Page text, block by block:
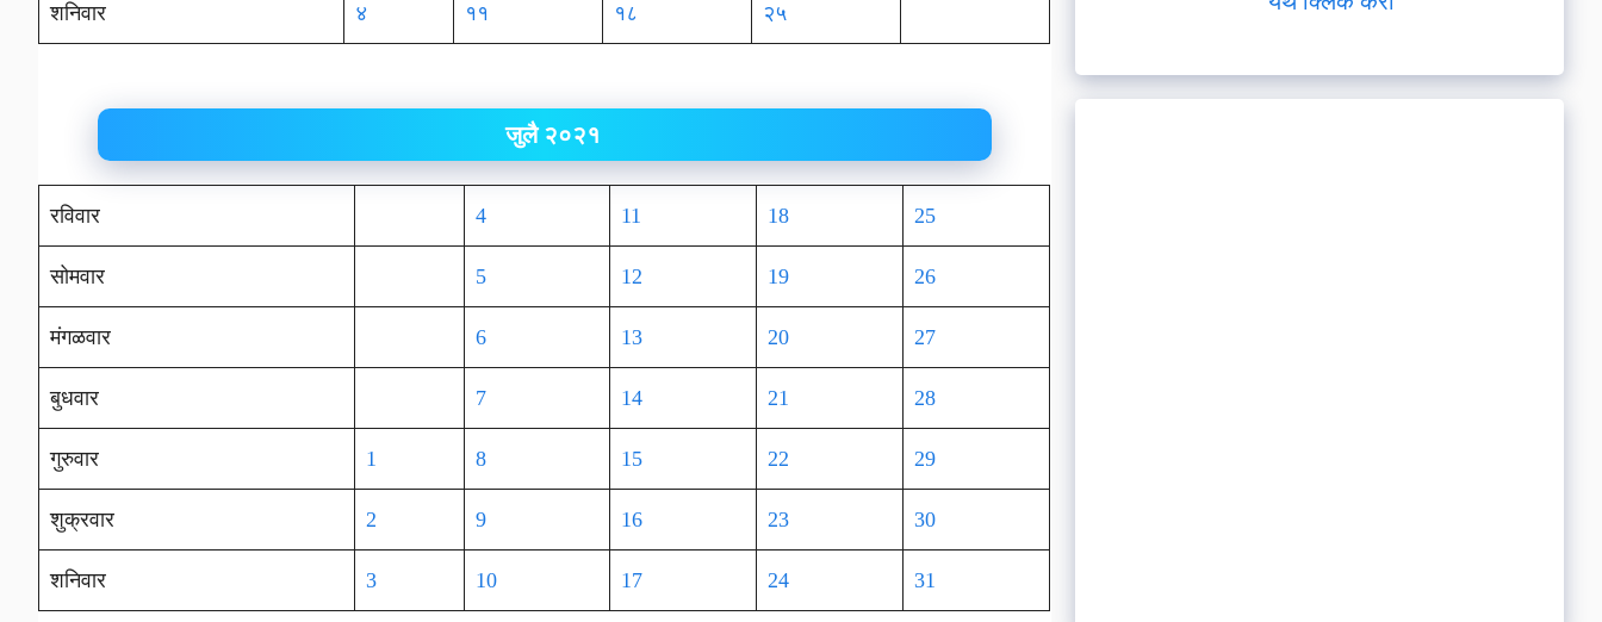
शनिवार ४ ११ १८ २५
जुलै २०२१
रविवार 4 11 18 25
सोमवार 5 12 19 26
मंगळवार 6 13 20 27
बुधवार 7 14 21 28
गुरुवार 1 8 15 22 29
शुक्रवार 2 9 16 23 30
शनिवार 3 10 17 24 31